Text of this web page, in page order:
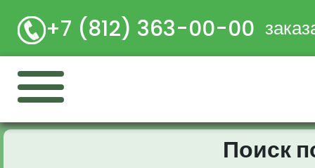
+7 (812) 363-00-00
Поиск